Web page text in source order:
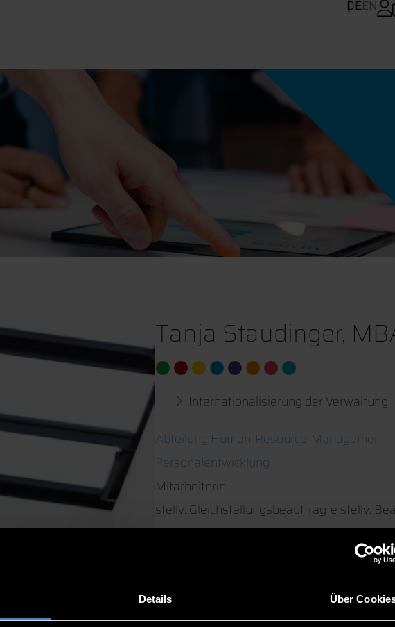
Details Über
DEEN
Tanja Staudinger,
Internationalisierung der Verwaltung
Abteilung Human-Resource-Management
Personalentwicklung
Mitarbeiterin
stellv. Gleichstellungsbeauftragte stellv.